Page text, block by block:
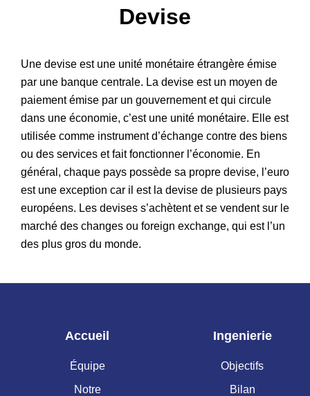
Patrimoine
Devise
Une devise est une unité monétaire étrangère émise
par une banque centrale. La devise est un moyen de
paiement émise par un gouvernement et qui circule
dans une économie, c’est une unité monétaire. Elle est
utilisée comme instrument d’échange contre des biens
ou des services et fait fonctionner l’économie. En
général, chaque pays possède sa propre devise, l’euro
est une exception car il est la devise de plusieurs pays
européens. Les devises s’achètent et se vendent sur le
marché des changes ou foreign exchange, qui est l’un
des plus gros du monde.
Accueil
Équipe
Notre
Ingenierie
Objectifs
Bilan